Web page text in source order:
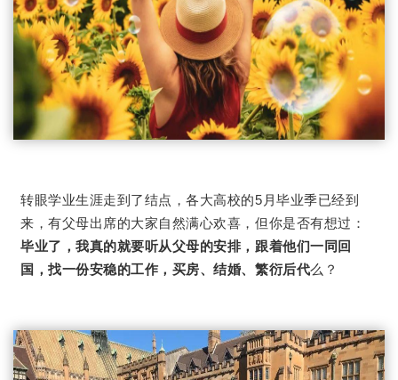
转眼学业生涯走到了结点，各大高校的5月毕业季已经到
来，有父母出席的大家自然满心欢喜，但你是否有想过：
毕业了，我真的就要听从父母的安排，跟着他们一同回
国，找一份安稳的工作， 买房、结婚、繁衍后代么？